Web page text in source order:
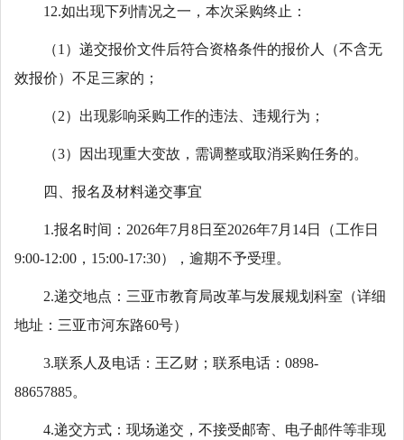
12.如出现下列情况之一，本次采购终止：
（1）递交报价文件后符合资格条件的报价人（不含无
效报价）不足三家的；
（2）出现影响采购工作的违法、违规行为；
（3）因出现重大变故，需调整或取消采购任务的。
四、报名及材料递交事宜
1.报名时间：2026年7月8日至2026年7月14日（工作日
9:00-12:00，15:00-17:30），逾期不予受理。
2.递交地点：三亚市教育局改革与发展规划科室（详细
地址：三亚市河东路60号）
3.联系人及电话：王乙财；联系电话：0898-
88657885。
4.递交方式：现场递交，不接受邮寄、电子邮件等非现